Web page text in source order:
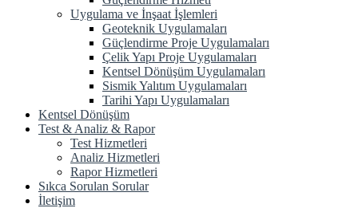
Uygulama ve İnşaat İşlemleri
Geoteknik Uygulamaları
Güçlendirme Proje Uygulamaları
Çelik Yapı Proje Uygulamaları
Kentsel Dönüşüm Uygulamaları
Sismik Yalıtım Uygulamaları
Tarihi Yapı Uygulamaları
Kentsel Dönüşüm
Test & Analiz & Rapor
Test Hizmetleri
Analiz Hizmetleri
Rapor Hizmetleri
Sıkca Sorulan Sorular
İletişim